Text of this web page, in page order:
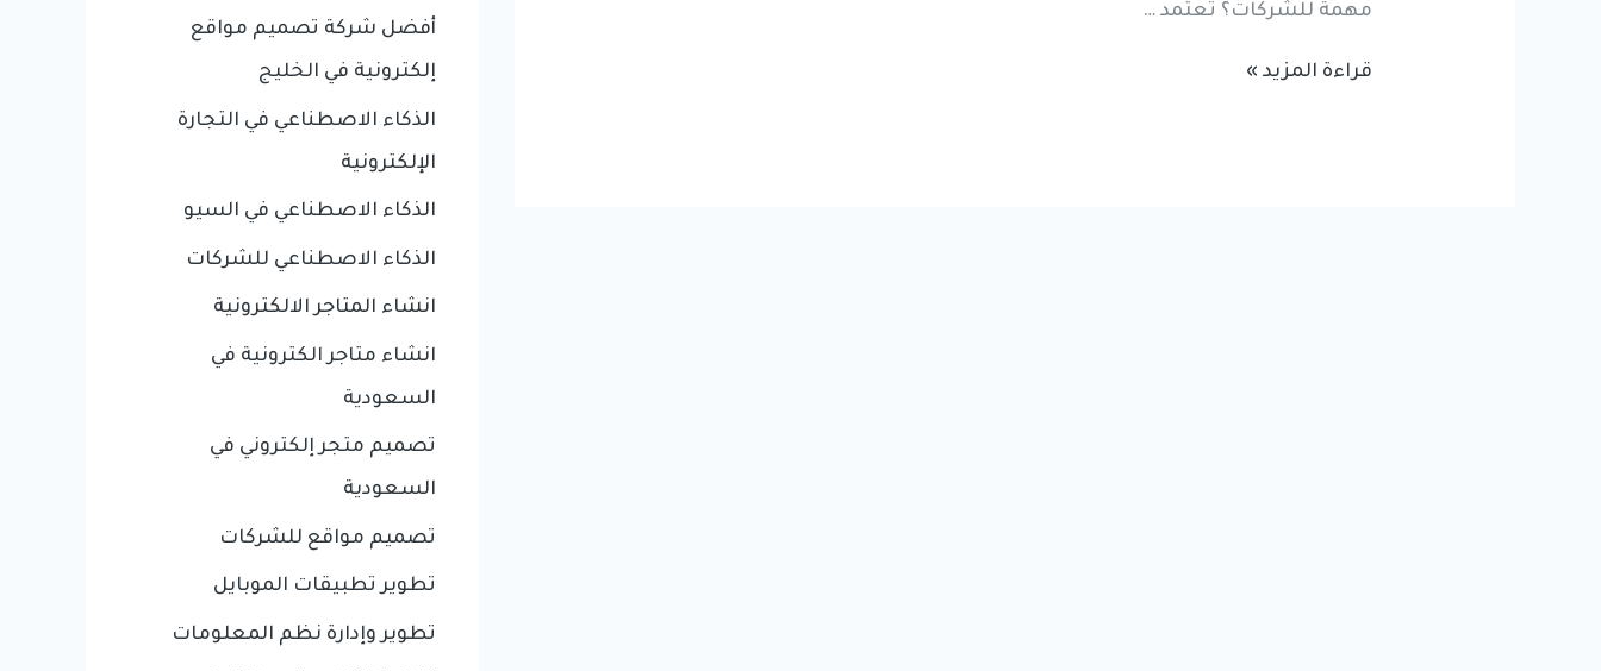
مهمة للشركات؟ تعتمد …
تطوير
قراءة المزيد »
أفضل شركة تصميم مواقع
إلكترونية في الخليج
الذكاء الاصطناعي في التجارة
الإلكترونية
الذكاء الاصطناعي في السيو
الذكاء الاصطناعي للشركات
انشاء المتاجر الالكترونية
انشاء متاجر الكترونية في
السعودية
تصميم متجر إلكتروني في
السعودية
تصميم مواقع للشركات
تطوير تطبيقات الموبايل
تطوير وإدارة نظم المعلومات